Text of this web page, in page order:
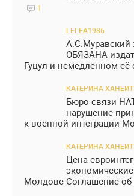
1
LELEA1986
А.С.Муравский
ОБЯЗАНА
Гуцул и немедленном
КАТЕРИНА
Бюро связи
нарушение
к военной интеграции
КАТЕРИНА
Цена
Молдове Соглашение об